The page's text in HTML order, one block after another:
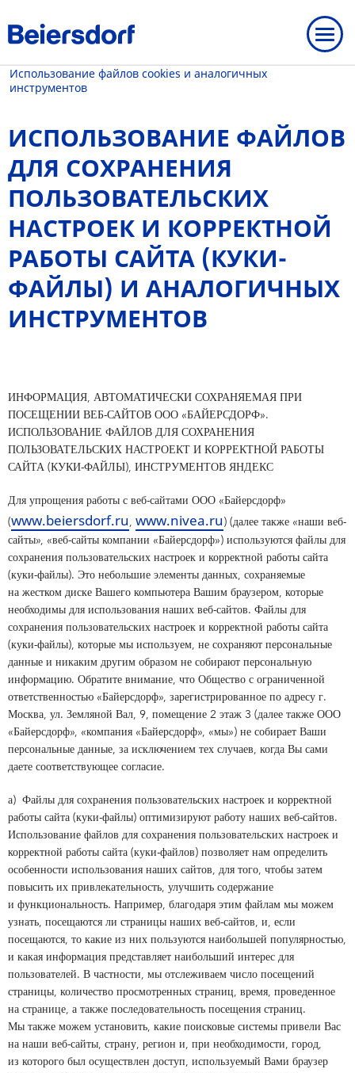
НАША ДЕЯТЕЛЬНОСТЬ
ВАЖНЕЙШИЕ ПРИНЦИПЫ
СТРАТЕГИЯ
НАШИ БРЕНДЫ
БРЕНДЫ
Бренды
NIVEA
Eucerin
ИССЛЕДОВАНИЯ КОЖИ
НАШИ ОБЯЗАТЕЛЬСТВА
ПОЧЕМУ БАЙЕРСДОРФ
ОТВЕТСТВЕННОСТЬ
Использование файлов cookies и аналогичных
инструментов
ИСПОЛЬЗОВАНИЕ ФАЙЛОВ
ДЛЯ СОХРАНЕНИЯ
ПОЛЬЗОВАТЕЛЬСКИХ
НАСТРОЕК И КОРРЕКТНОЙ
РАБОТЫ САЙТА (КУКИ-
ФАЙЛЫ) И АНАЛОГИЧНЫХ
ИНСТРУМЕНТОВ
ИНФОРМАЦИЯ, АВТОМАТИЧЕСКИ СОХРАНЯЕМАЯ ПРИ
ПОСЕЩЕНИИ ВЕБ-САЙТОВ ООО «БАЙЕРСДОРФ».
ИСПОЛЬЗОВАНИЕ ФАЙЛОВ ДЛЯ СОХРАНЕНИЯ
ПОЛЬЗОВАТЕЛЬСКИХ НАСТРОЕКТ И КОРРЕКТНОЙ РАБОТЫ
САЙТА (КУКИ-ФАЙЛЫ), ИНСТРУМЕНТОВ ЯНДЕКС
Для упрощения работы с веб-сайтами ООО «Байерсдорф»
(www.beiersdorf.ru ,www.nivea.ru ) (далее также «наши веб-
сайты», «веб-сайты компании «Байерсдорф») используются файлы для
сохранения пользовательских настроек и корректной работы сайта
(куки-файлы). Это небольшие элементы данных, сохраняемые
на жестком диске Вашего компьютера Вашим браузером, которые
необходимы для использования наших веб-сайтов. Файлы для
сохранения пользовательских настроек и корректной работы сайта
(куки-файлы), которые мы используем, не сохраняют персональные
данные и никаким другим образом не собирают персональную
информацию. Обратите внимание, что Общество с ограниченной
ответственностью «Байерсдорф», зарегистрированное по адресу г.
Москва, ул. Земляной Вал, 9, помещение 2 этаж 3 (далее также ООО
«Байерсдорф», «компания «Байерсдорф», «мы») не собирает Ваши
персональные данные, за исключением тех случаев, когда Вы сами
даете соответствующее согласие.
а) Файлы для сохранения пользовательских настроек и корректной
работы сайта (куки-файлы) оптимизируют работу наших веб-сайтов.
Использование файлов для сохранения пользовательских настроек и
корректной работы сайта (куки-файлов) позволяет нам определить
особенности использования наших сайтов, для того, чтобы затем
повысить их привлекательность, улучшить содержание
и функциональность. Например, благодаря этим файлам мы можем
узнать, посещаются ли страницы наших веб-сайтов, и, если
посещаются, то какие из них пользуются наибольшей популярностью,
и какая информация представляет наибольший интерес для
пользователей. В частности, мы отслеживаем число посещений
страницы, количество просмотренных страниц, время, проведенное
на странице, а также последовательность посещения страниц.
Мы также можем установить, какие поисковые системы привели Вас
на наши веб-сайты, страну, регион и, при необходимости, город,
из которого был осуществлен доступ, используемый Вами браузер